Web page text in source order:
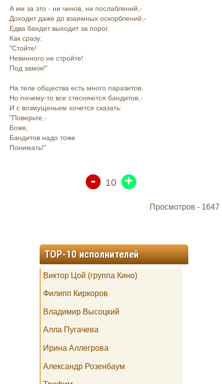
А им за это - ни чинов, ни послаблений,-
Доходит даже до взаимных оскорблений,-
Едва бандит выходит за порог,
Как сразу:
"Стойте!
Невинного не стройте!
Под замок!"
На теле общества есть много паразитов,
Но почему-то все стесняются бандитов,-
И с возмущеньем хочется сказать:
"Поверьте,-
Боже,
Бандитов надо тоже
Понимать!"
- 10 +
Просмотров - 1647
TOP-10 исполнителей
Виктор Цой (группа Кино)
Филипп Киркоров
Владимир Высоцкий
Алла Пугачева
Ирина Аллегрова
Александр Розенбаум